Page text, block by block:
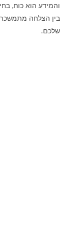
בין הצלחה מתמשכת
שלכם.